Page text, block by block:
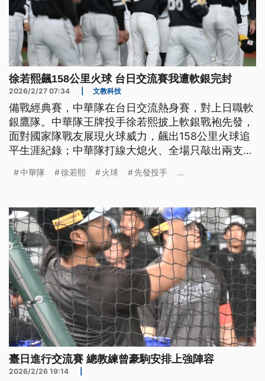
徐若熙飆158公里火球 台日交流賽我遭軟銀完封
2026/2/27 07:34 文教科技
備戰經典賽，中華隊在台日交流熱身賽，對上日職軟
銀鷹隊。中華隊王牌投手徐若熙披上軟銀戰袍先發，
面對國家隊戰友展現火球威力，飆出158公里火球追
平生涯紀錄；中華隊打線大熄火、全場只敲出兩支安
隊以0比4遭到軟銀完封。
中華隊 徐若熙 火球 先發投手 ...
臺日進行交流賽 總教練曾豪駒安排上強陣容
2026/2/26 19:14